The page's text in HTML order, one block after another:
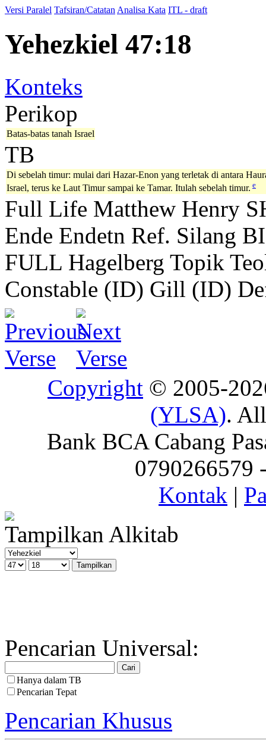
Versi Paralel Tafsiran/Catatan Analisa Kata ITL - draft
Yehezkiel 47:18
Konteks
Perikop
Batas-batas tanah Israel
TB
Di sebelah timur: mulai dari Hazar-Enon yang terletak di antara
Israel, terus ke Laut Timur sampai ke Tamar. Itulah sebelah timur. e
Full Life Matthew Henry
Ende Endetn Ref. Silang
FULL Hagelberg Topik
Constable (ID) Gill (ID)
Copyright © 2005-
(YLSA).
Bank BCA Cabang
0790266579
Kontak |
Tampilkan Alkitab
Pencarian Universal:
Hanya dalam TB
Pencarian Tepat
Pencarian Khusus